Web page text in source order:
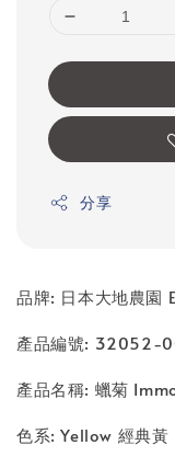
分享
品牌: 日本大地農園
產品編號: 32052-
產品名稱: 蠟菊
色系: Yellow 經典黃